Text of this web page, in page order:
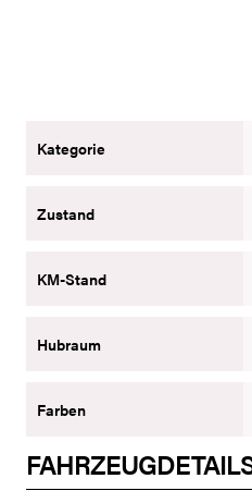
Kategorie
Zustand
KM-Stand
Hubraum
Farben